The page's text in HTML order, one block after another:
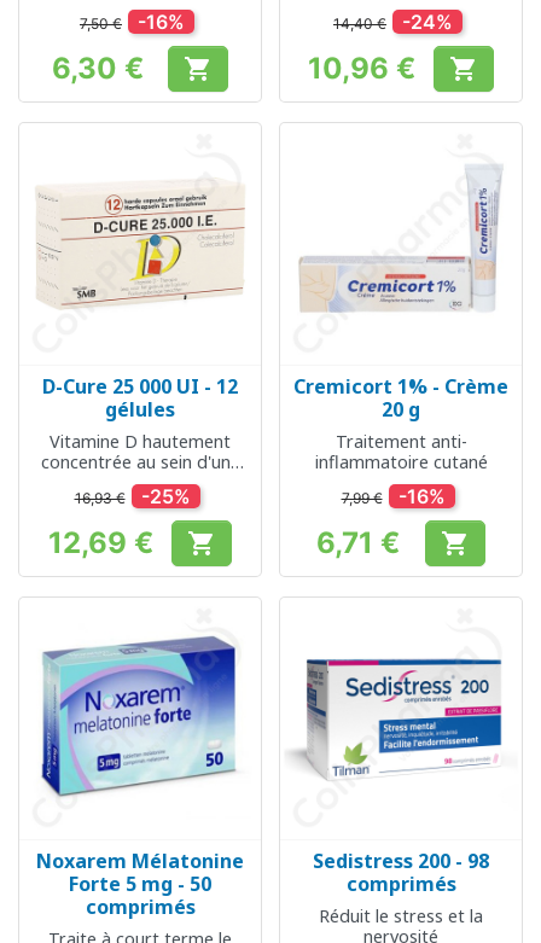
7,50 € -16%
Prix
6,30 € 
14,40 € -24%
Prix
10,96 € 
D-Cure 25 000 UI - 12
gélules
Vitamine D hautement
concentrée au sein d'une
gélule
16,93 € -25%
Prix
12,69 € 
Cremicort 1% - Crème
20 g
Traitement anti-
inflammatoire cutané
7,99 € -16%
Prix
6,71 € 
Noxarem Mélatonine
Forte 5 mg - 50
comprimés
Sedistress 200 - 98
comprimés
Réduit le stress et la
nervosité